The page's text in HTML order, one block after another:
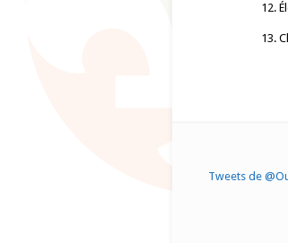
12.
13.
Tweets de